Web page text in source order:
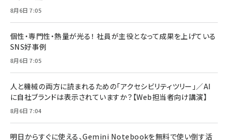
8月6日 7:05
個性・専門性・熱量が光る！ 社員が主役となって成果を上げている
SNS好事例
8月6日 7:05
人と機械の両方に読まれるための「アクセシビリティツリー」／AI
に自社ブランドは表示されていますか？【Web担当者向け講演】
8月6日 7:04
明日からすぐに使える、Gemini Notebookを無料で使い倒す活